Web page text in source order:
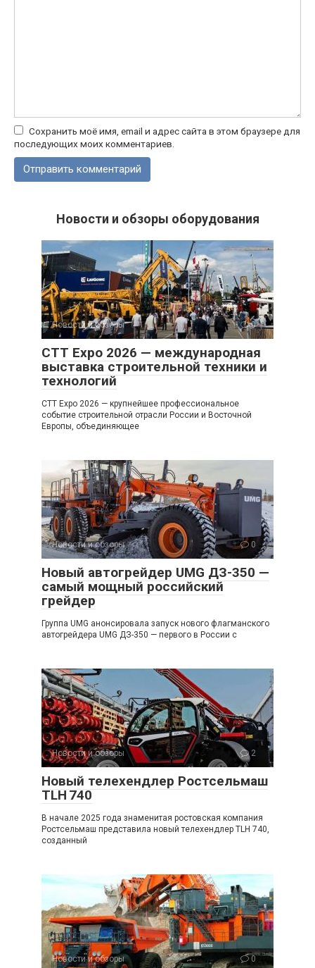
Сохранить моё имя, email и адрес сайта в этом браузере для
последующих моих комментариев.
Новости и обзоры оборудования
Новости и обзоры 0
CTT Expo 2026 — международная
выставка строительной техники и
технологий
CTT Expo 2026 — крупнейшее профессиональное
событие строительной отрасли России и Восточной
Европы, объединяющее
Новости и обзоры 0
Новый автогрейдер UMG ДЗ-350 —
самый мощный российский
грейдер
Группа UMG анонсировала запуск нового флагманского
автогрейдера UMG ДЗ-350 — первого в России с
Новости и обзоры 2
Новый телехендлер Ростсельмаш
TLH 740
В начале 2025 года знаменитая ростовская компания
Ростсельмаш представила новый телехендлер TLH 740,
созданный
Новости и обзоры 0